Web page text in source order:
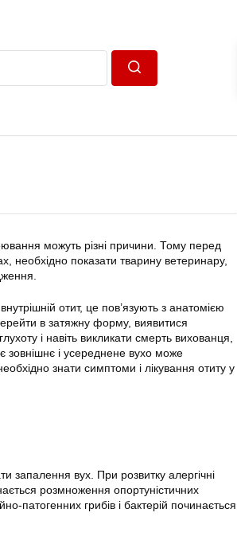
можуть різні причини. Тому перед
необхідно показати тварину ветеринару,
отит, це пов’язують з анатомією
в затяжну форму, виявитися
і навіть викликати смерть вихованця,
зовнішнє і усереднене вухо може
знати симптоми і лікування отиту у
запалення вух. При розвитку алергічні
розмноження опортуністичних
патогенних грибів і бактерій починається